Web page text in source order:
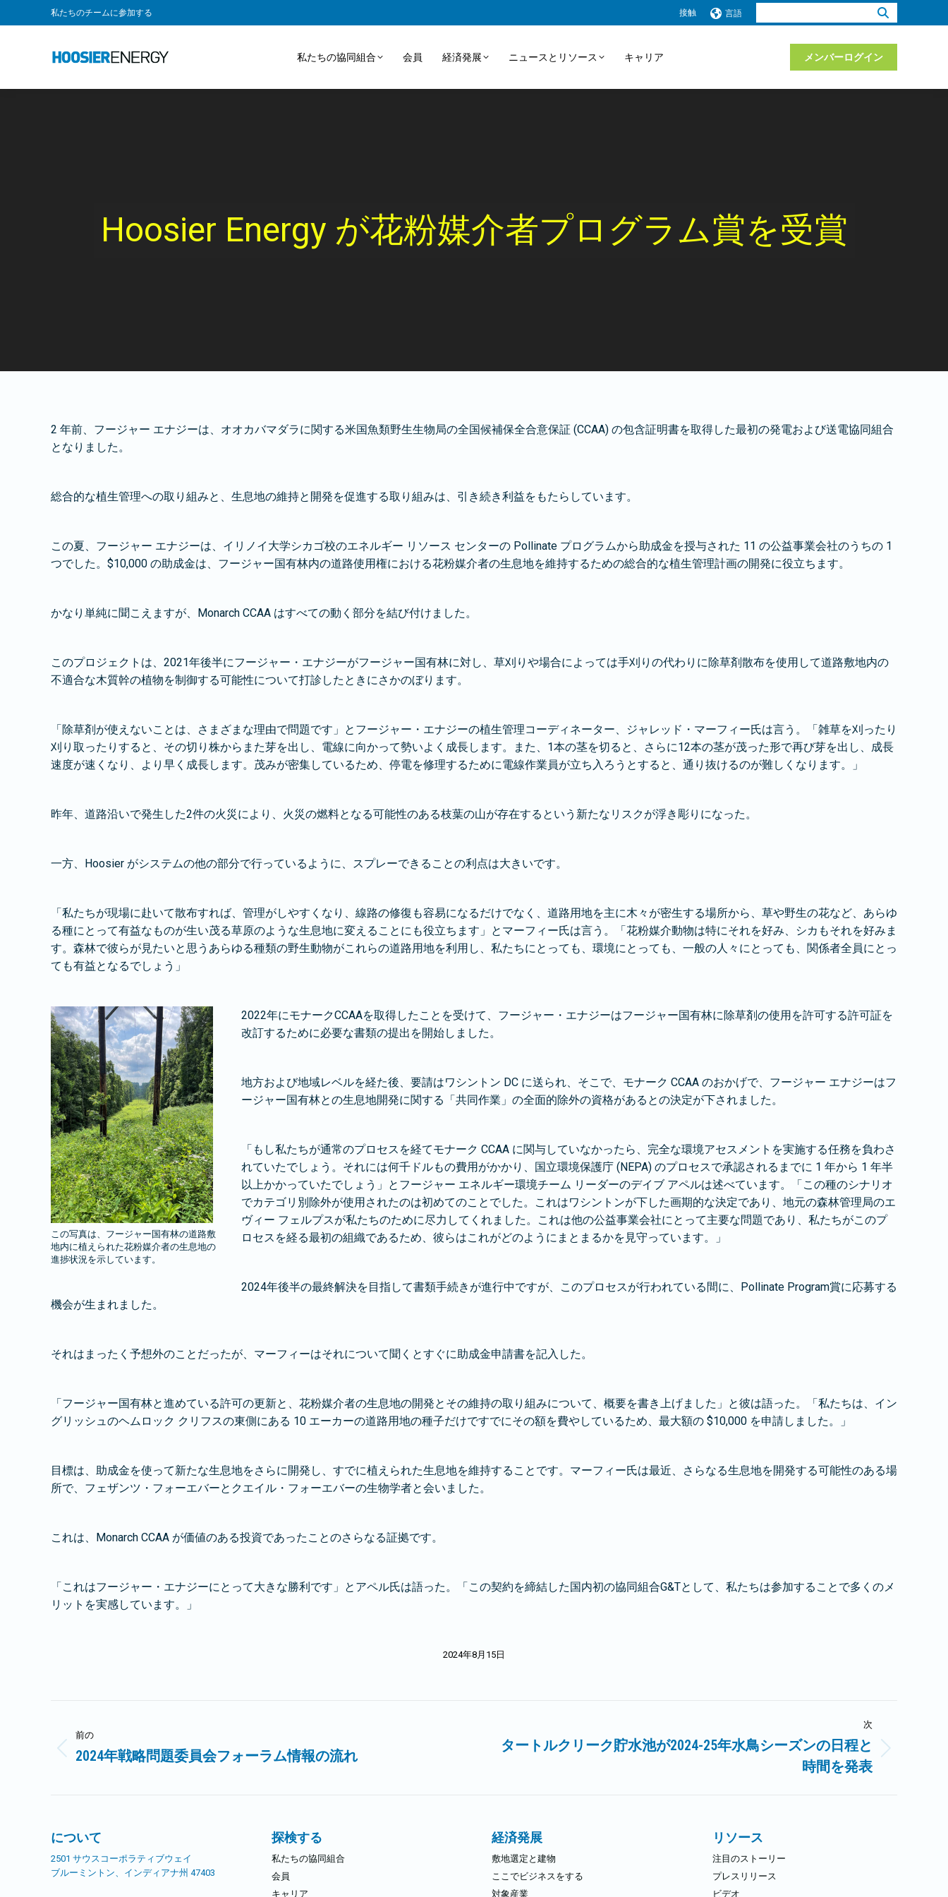
私たちのチームに参加する 接触 言語
索：
私たちの協同組合 会員 経済発展 ニュースとリソース キャリア メンバーログイン
Hoosier Energy が花粉媒介者プログラム賞を受賞
2 年前、フージャー エナジーは、オオカバマダラに関する米国魚類野生生物局の全国候補保全合意保証 (CCAA) の包含証明書を取得した最初の発電および送電協同組合
となりました。
総合的な植生管理への取り組みと、生息地の維持と開発を促進する取り組みは、引き続き利益をもたらしています。
この夏、フージャー エナジーは、イリノイ大学シカゴ校のエネルギー リソース センターの Pollinate プログラムから助成金を授与された 11 の公益事業会社のうちの 1
つでした。$10,000 の助成金は、フージャー国有林内の道路使用権における花粉媒介者の生息地を維持するための総合的な植生管理計画の開発に役立ちます。
かなり単純に聞こえますが、Monarch CCAA はすべての動く部分を結び付けました。
このプロジェクトは、2021年後半にフージャー・エナジーがフージャー国有林に対し、草刈りや場合によっては手刈りの代わりに除草剤散布を使用して道路敷地内の
不適合な木質幹の植物を制御する可能性について打診したときにさかのぼります。
「除草剤が使えないことは、さまざまな理由で問題です」とフージャー・エナジーの植生管理コーディネーター、ジャレッド・マーフィー氏は言う。「雑草を刈ったり
刈り取ったりすると、その切り株からまた芽を出し、電線に向かって勢いよく成長します。また、1本の茎を切ると、さらに12本の茎が茂った形で再び芽を出し、成長
速度が速くなり、より早く成長します。茂みが密集しているため、停電を修理するために電線作業員が立ち入ろうとすると、通り抜けるのが難しくなります。」
昨年、道路沿いで発生した2件の火災により、火災の燃料となる可能性のある枝葉の山が存在するという新たなリスクが浮き彫りになった。
一方、Hoosier がシステムの他の部分で行っているように、スプレーできることの利点は大きいです。
「私たちが現場に赴いて散布すれば、管理がしやすくなり、線路の修復も容易になるだけでなく、道路用地を主に木々が密生する場所から、草や野生の花など、あらゆ
る種にとって有益なものが生い茂る草原のような生息地に変えることにも役立ちます」とマーフィー氏は言う。「花粉媒介動物は特にそれを好み、シカもそれを好みま
す。森林で彼らが見たいと思うあらゆる種類の野生動物がこれらの道路用地を利用し、私たちにとっても、環境にとっても、一般の人々にとっても、関係者全員にとっ
ても有益となるでしょう」
この写真は、フージャー国有林の道路敷
地内に植えられた花粉媒介者の生息地の
進捗状況を示しています。
2022年にモナークCCAAを取得したことを受けて、フージャー・エナジーはフージャー国有林に除草剤の使用を許可する許可証を
改訂するために必要な書類の提出を開始しました。
地方および地域レベルを経た後、要請はワシントン DC に送られ、そこで、モナーク CCAA のおかげで、フージャー エナジーはフ
ージャー国有林との生息地開発に関する「共同作業」の全面的除外の資格があるとの決定が下されました。
「もし私たちが通常のプロセスを経てモナーク CCAA に関与していなかったら、完全な環境アセスメントを実施する任務を負わさ
れていたでしょう。それには何千ドルもの費用がかかり、国立環境保護庁 (NEPA) のプロセスで承認されるまでに 1 年から 1 年半
以上かかっていたでしょう」とフージャー エネルギー環境チーム リーダーのデイブ アペルは述べています。「この種のシナリオ
でカテゴリ別除外が使用されたのは初めてのことでした。これはワシントンが下した画期的な決定であり、地元の森林管理局のエ
ヴィー フェルプスが私たちのために尽力してくれました。これは他の公益事業会社にとって主要な問題であり、私たちがこのプ
ロセスを経る最初の組織であるため、彼らはこれがどのようにまとまるかを見守っています。」
2024年後半の最終解決を目指して書類手続きが進行中ですが、このプロセスが行われている間に、Pollinate Program賞に応募する
機会が生まれました。
それはまったく予想外のことだったが、マーフィーはそれについて聞くとすぐに助成金申請書を記入した。
「フージャー国有林と進めている許可の更新と、花粉媒介者の生息地の開発とその維持の取り組みについて、概要を書き上げました」と彼は語った。「私たちは、イン
グリッシュのヘムロック クリフスの東側にある 10 エーカーの道路用地の種子だけですでにその額を費やしているため、最大額の $10,000 を申請しました。」
目標は、助成金を使って新たな生息地をさらに開発し、すでに植えられた生息地を維持することです。マーフィー氏は最近、さらなる生息地を開発する可能性のある場
所で、フェザンツ・フォーエバーとクエイル・フォーエバーの生物学者と会いました。
これは、Monarch CCAA が価値のある投資であったことのさらなる証拠です。
「これはフージャー・エナジーにとって大きな勝利です」とアペル氏は語った。「この契約を締結した国内初の協同組合G&Tとして、私たちは参加することで多くのメ
リットを実感しています。」
2024年8月15日
稿
ゲ
ー
前の
前
2024年戦略問題委員会フォーラム情報の流れ
次
次
タートルクリーク貯水池が2024-25年水鳥シーズンの日程と
時間を発表
について
2501 サウスコーポラティブウェイ
ブルーミントン、インディアナ州 47403
探検する
私たちの協同組合
会員
キャリア
経済発展
敷地選定と建物
ここでビジネスをする
対象産業
リソース
注目のストーリー
プレスリリース
ビデオ